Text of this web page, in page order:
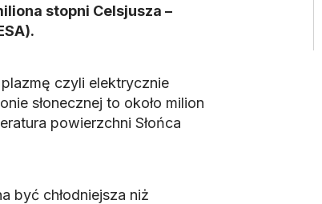
stopni Celsjusza –
czyli elektrycznie
słonecznej to około milion
powierzchni Słońca
być chłodniejsza niż